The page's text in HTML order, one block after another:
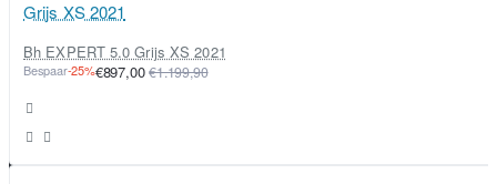
Bh EXPERT 5.0 Grijs XS 2021
Bespaar-25%€897,00 €1.199,90